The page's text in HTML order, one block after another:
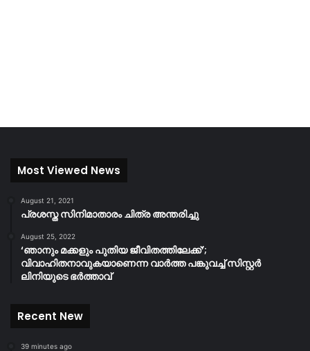
Most Viewed News
August 21, 2021
പ്രശസ്ത സിനിമാതാരം ചിത്ര അന്തരിച്ചു
August 25, 2022
‘ഞാനും മക്കളും പുതിയ ജീവിതത്തിലേക്ക്’;
വിവാഹിതനാവുകയാണെന്ന വാർത്ത പങ്കുവച്ച് സിസ്റ്റർ
ലിനിയുടെ ഭർത്താവ്
Recent New
39 minutes ago